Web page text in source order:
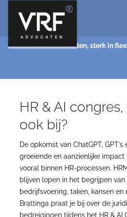
VRF Advocaten, sterk in
HR & AI
ook bij?
De opkomst van ChatGPT,
groeiende en aanzienlijke impact
vooral binnen HR-processen.
blijven lopen in het begrijpen
bedrijfsvoering, taken, kansen en
Brattinga praat je bij over de
bedreigingen tijdens het HR & AI